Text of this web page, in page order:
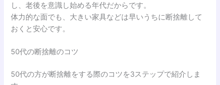
し、老後を意識し始める年代だからです。
体力的な面でも、大きい家具などは早いうちに断捨離して
おくと安心です。
50代の断捨離のコツ
50代の方が断捨離をする際のコツを3ステップで紹介しま